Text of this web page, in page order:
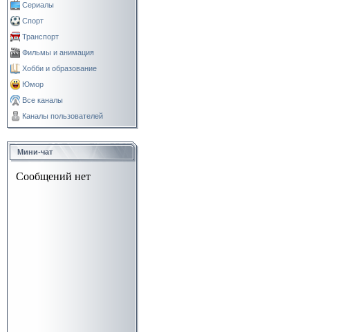
Сериалы
Спорт
Транспорт
Фильмы и анимация
Хобби и образование
Юмор
Все каналы
Каналы пользователей
Мини-чат